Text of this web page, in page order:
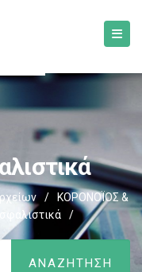
/
ΚΟΡΟΝΟΪΟΣ &
/